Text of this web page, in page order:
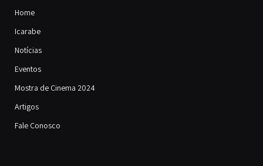
Home
Icarabe
Notícias
Eventos
Mostra de Cinema 2024
Artigos
Fale Conosco